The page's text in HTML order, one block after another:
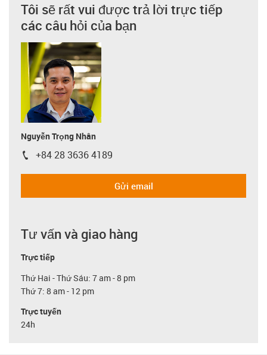
Tôi sẽ rất vui được trả lời trực tiếp
các câu hỏi của bạn
Nguyễn Trọng Nhân
igus-icon-phone
+84 28 3636 4189
Gửi email
Tư vấn và giao hàng
Trực tiếp
Thứ Hai - Thứ Sáu: 7 am - 8 pm
Thứ 7: 8 am - 12 pm
Trực tuyến
24h